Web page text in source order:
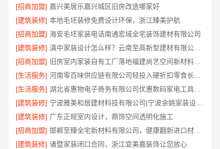
[招商加盟] 嘉兴美居乐嘉兴城区旧房改造哪家好
[建筑装修] 本地毛坯装修免费设计环保，浙江臻美护航
[招商加盟] 海安毛坯家装电话南通宏域全宅装饰建材有限公司
[建筑装修]
滇中家装设计怎么样？云南至高新型建材有限公司设计专业
[招商加盟]
旧房室内家装自有工厂落地福建尚艺空间新材料科技有限公司
[生活服务]
河南零百味供应链有限公司轻投入硬折扣零食长久经营
[生活服务]
湖北省惠物电子商务有限公司优惠数码家电工具价格
[建筑装修]
宁波雅美和居建材科技有限公司|宁波余姚家装设计到店咨询
[建筑装修] 广东正规室内设计，鼎饰空间透明化施工
[招商加盟]
邯郸至臻全宅新材料有限公司，健康翻新进口材料开启绿色人居
[建筑装修] 诸暨家装闭口合同，浙江宜美嘉装饰让您放心